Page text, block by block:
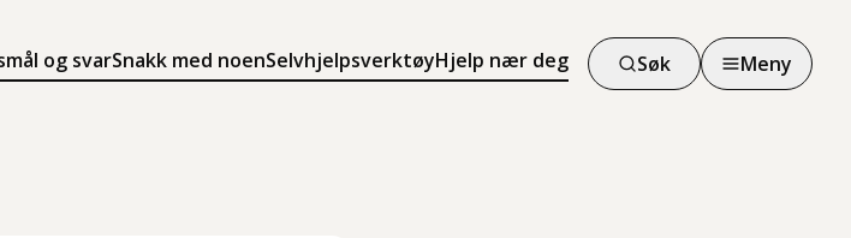
og svarSnakk med noenSelvhjelpsverktøyHjelp nær deg Søk Meny